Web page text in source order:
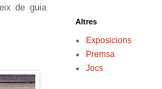
de guia
Altres
Exposicions
Premsa
Jocs